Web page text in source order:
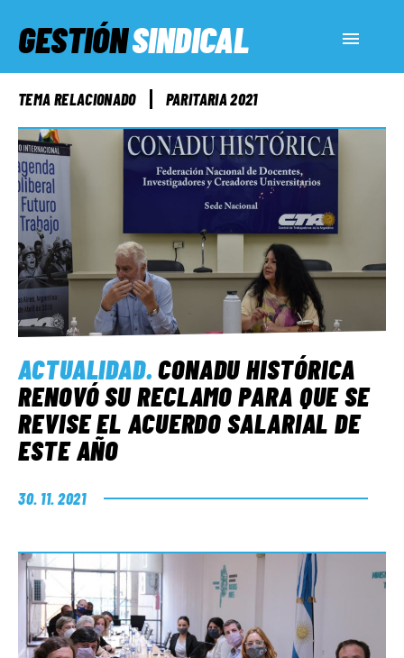
GESTIÓNSINDICAL
ACTUALIDAD
SERVICIOS SOCIALES
INFORMES ESPECIALES
FUERA DE MEGÁFONO
EL LADO «G»
TEMA RELACIONADO PARITARIA 2021
ACTUALIDAD.CONADU HISTÓRICA
RENOVÓ SU RECLAMO PARA QUE SE
REVISE EL ACUERDO SALARIAL DE
ESTE AÑO
30. 11. 2021